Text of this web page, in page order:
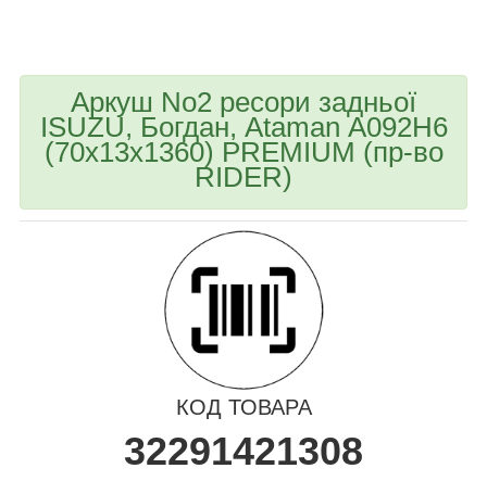
Аркуш No2 ресори задньої
ISUZU, Богдан, Ataman А092H6
(70х13х1360) PREMIUM (пр-во
RIDER)
КОД ТОВАРА
32291421308